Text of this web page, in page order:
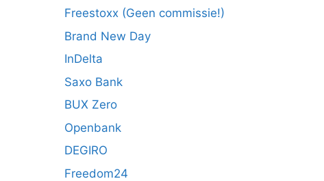
Freestoxx (Geen commissie!)
Brand New Day
InDelta
Saxo Bank
BUX Zero
Openbank
DEGIRO
Freedom24